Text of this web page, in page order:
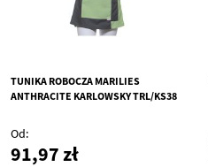
TUNIKA ROBOCZA MARILIES
ANTHRACITE KARLOWSKY TRL/KS38
Od
91,97 zł